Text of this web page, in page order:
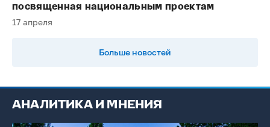
посвященная национальным проектам
17 апреля
Больше новостей
АНАЛИТИКА И МНЕНИЯ